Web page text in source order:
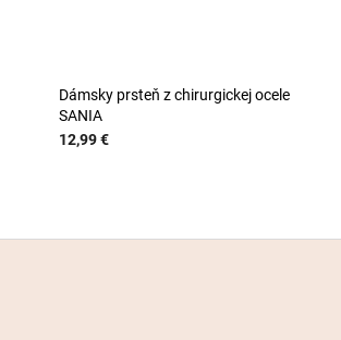
Dámsky prsteň z chirurgickej ocele
SANIA
12,99 €